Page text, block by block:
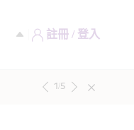
註冊 / 登入
1/5